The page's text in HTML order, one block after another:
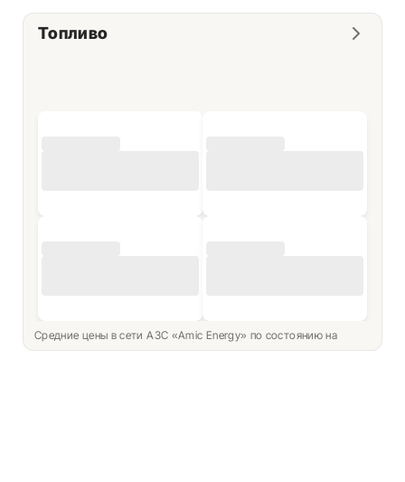
Топливо
Средние цены в сети АЗС «Amic Energy» по состоянию на